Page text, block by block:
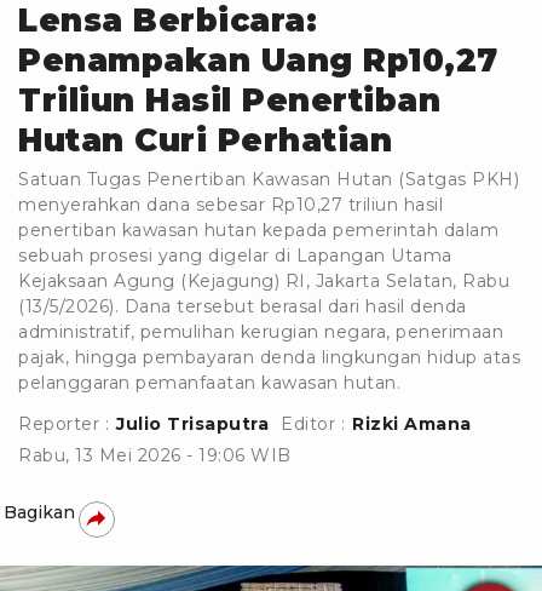
Lensa Berbicara:
Penampakan Uang Rp10,27
Triliun Hasil Penertiban
Hutan Curi Perhatian
Satuan Tugas Penertiban Kawasan Hutan (Satgas PKH)
menyerahkan dana sebesar Rp10,27 triliun hasil
penertiban kawasan hutan kepada pemerintah dalam
sebuah prosesi yang digelar di Lapangan Utama
Kejaksaan Agung (Kejagung) RI, Jakarta Selatan, Rabu
(13/5/2026). Dana tersebut berasal dari hasil denda
administratif, pemulihan kerugian negara, penerimaan
pajak, hingga pembayaran denda lingkungan hidup atas
pelanggaran pemanfaatan kawasan hutan.
Reporter : Julio Trisaputra Editor : Rizki Amana
Rabu, 13 Mei 2026 - 19:06 WIB
Bagikan